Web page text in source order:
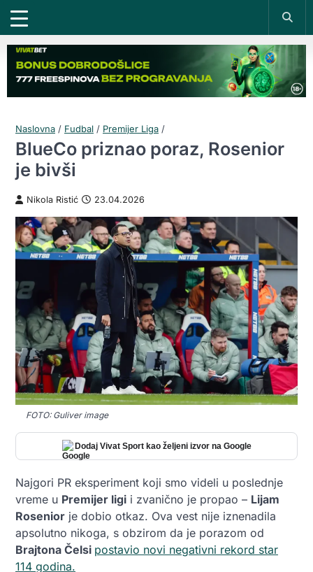
Naslovna / Fudbal / Premijer Liga /
BlueCo priznao poraz, Rosenior
je bivši
Nikola Ristić 23.04.2026
FOTO: Guliver image
Dodaj Vivat Sport kao željeni izvor na Google
Najgori PR eksperiment koji smo videli u poslednje
vreme u Premijer ligi i zvanično je propao – Lijam
Rosenior je dobio otkaz. Ova vest nije iznenadila
apsolutno nikoga, s obzirom da je porazom od
Brajtona Čelsi postavio novi negativni rekord star
114 godina.